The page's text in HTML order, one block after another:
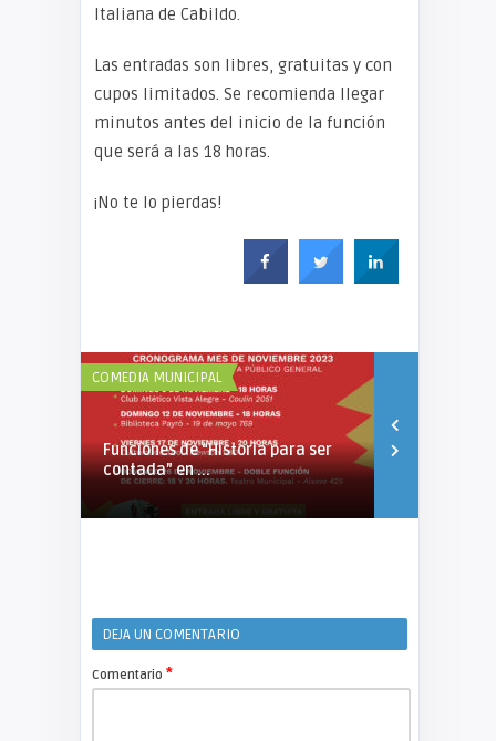
Italiana de Cabildo.
Las entradas son libres, gratuitas y con
cupos limitados. Se recomienda llegar
minutos antes del inicio de la función
que será a las 18 horas.
¡No te lo pierdas!
COMEDIA MUNICIPAL
Funciones de “Historia para ser
contada” en ...
DEJA UN COMENTARIO
Comentario *